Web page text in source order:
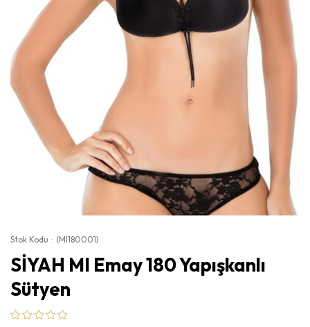
Stok Kodu (MI180001)
SİYAH MI Emay 180 Yapışkanlı
Sütyen